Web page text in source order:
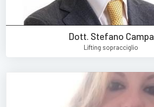
Dott. Stefano Campa
Lifting sopracciglio